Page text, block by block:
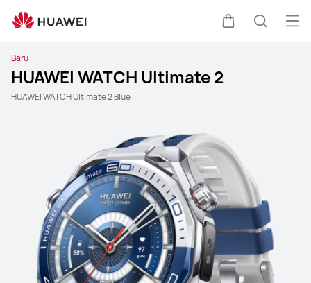
Baru
HUAWEI WATCH Ultimate 2
HUAWEI WATCH Ultimate 2 Blue